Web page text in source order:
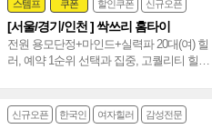
스템프 쿠폰 할인쿠폰 신규오픈
24시 홈케어
[서울/경기/인천 ] 싹쓰리 홈타이
전원 용모단정+마인드+실력파 20대(여) 힐
러, 예약 1순위 선택과 집중, 고퀄리티 힐링
신규오픈 한국인 여자힐러 감성전문